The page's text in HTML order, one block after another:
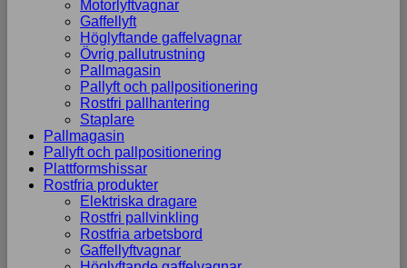
Motorlyftvagnar
Gaffellyft
Höglyftande gaffelvagnar
Övrig pallutrustning
Pallmagasin
Pallyft och pallpositionering
Rostfri pallhantering
Staplare
Pallmagasin
Pallyft och pallpositionering
Plattformshissar
Rostfria produkter
Elektriska dragare
Rostfri pallvinkling
Rostfria arbetsbord
Gaffellyftvagnar